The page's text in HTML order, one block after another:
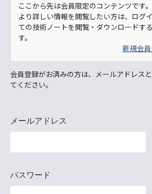
ここから先は会員限定のコンテンツです。
より詳しい情報を閲覧したい方は、ログ
ての技術ノートを閲覧・ダウンロードす
す。
新規会
会員登録がお済みの方は、メールアドレス
てください。
メールアドレス
パスワード